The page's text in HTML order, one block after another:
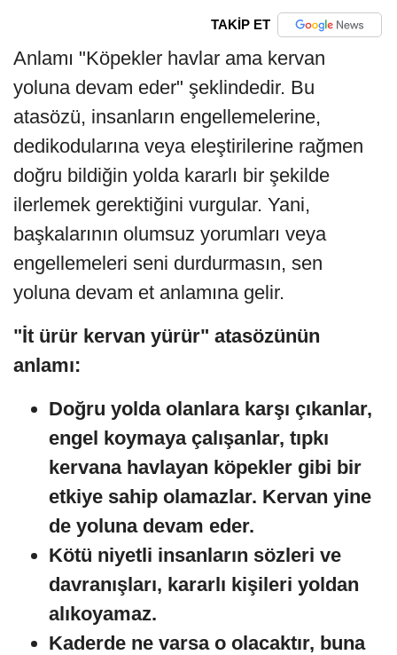
TAKİP ET
Anlamı "Köpekler havlar ama kervan
yoluna devam eder" şeklindedir. Bu
atasözü, insanların engellemelerine,
dedikodularına veya eleştirilerine rağmen
doğru bildiğin yolda kararlı bir şekilde
ilerlemek gerektiğini vurgular. Yani,
başkalarının olumsuz yorumları veya
engellemeleri seni durdurmasın, sen
yoluna devam et anlamına gelir.
"İt ürür kervan yürür" atasözünün
anlamı:
Doğru yolda olanlara karşı çıkanlar,
engel koymaya çalışanlar, tıpkı
kervana havlayan köpekler gibi bir
etkiye sahip olamazlar. Kervan yine
de yoluna devam eder.
Kötü niyetli insanların sözleri ve
davranışları, kararlı kişileri yoldan
alıkoyamaz.
Kaderde ne varsa o olacaktır, buna